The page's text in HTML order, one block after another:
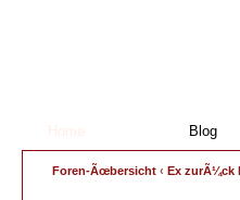
Home Blog
Foren-Ãœbersicht ‹ Ex zurÃ¼ck